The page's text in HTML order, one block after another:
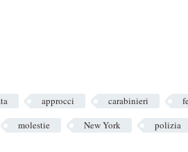
approcci carabinieri
molestie New York polizia